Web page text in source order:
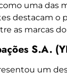
uma das
destacam o
as marcas
S.A.
um